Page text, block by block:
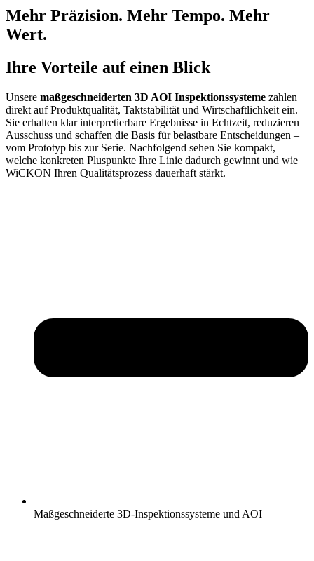
Mehr Präzision. Mehr Tempo. Mehr
Wert.
Ihre Vorteile auf einen Blick
Unsere maßgeschneiderten 3D AOI Inspektionssysteme zahlen
direkt auf Produktqualität, Taktstabilität und Wirtschaftlichkeit ein.
Sie erhalten klar interpretierbare Ergebnisse in Echtzeit, reduzieren
Ausschuss und schaffen die Basis für belastbare Entscheidungen –
vom Prototyp bis zur Serie. Nachfolgend sehen Sie kompakt,
welche konkreten Pluspunkte Ihre Linie dadurch gewinnt und wie
WiCKON Ihren Qualitätsprozess dauerhaft stärkt.
Maßgeschneiderte 3D-Inspektionssysteme und AOI